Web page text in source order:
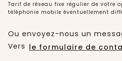
Tarif de réseau fixe régulier de votre
téléphonie mobile éventuellement
Ou envoyez-nous un
Vers le formulaire de